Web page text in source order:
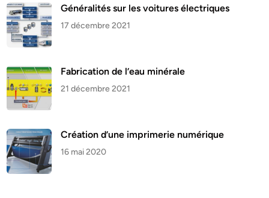
Généralités sur les voitures électriques
17 décembre 2021
Fabrication de l’eau minérale
21 décembre 2021
Création d’une imprimerie numérique
16 mai 2020